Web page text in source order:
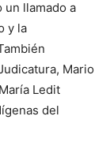
un llamado a
y la
Mario
Ledit
del